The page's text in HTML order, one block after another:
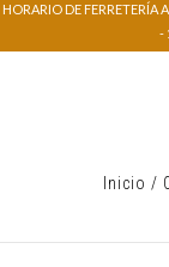
HORARIO DE FERRETERÍA
-
Inicio /